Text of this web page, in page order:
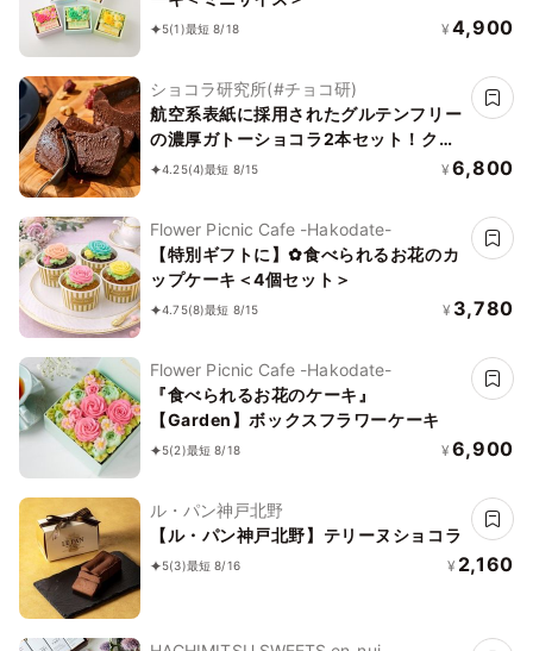
5(1)最短 8/18 ¥ 4,900
ショコラ研究所(#チョコ研)
航空系表紙に採用されたグルテンフリー
の濃厚ガトーショコラ2本セット！クラ
ファンで1日200万売れました。誕生日
4.25(4)最短 8/15 ¥ 6,800
Flower Picnic Cafe -Hakodate-
【特別ギフトに】✿食べられるお花のカ
ップケーキ＜4個セット＞
4.75(8)最短 8/15 ¥ 3,780
Flower Picnic Cafe -Hakodate-
『食べられるお花のケーキ』
【Garden】ボックスフラワーケーキ
5(2)最短 8/18 ¥ 6,900
ル・パン神戸北野
【ル・パン神戸北野】テリーヌショコラ
5(3)最短 8/16 ¥ 2,160